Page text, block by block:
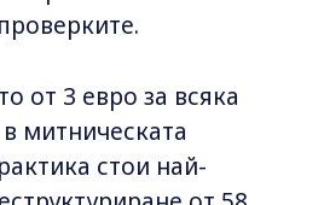
от 3 евро за всяка
митническата
стои най-